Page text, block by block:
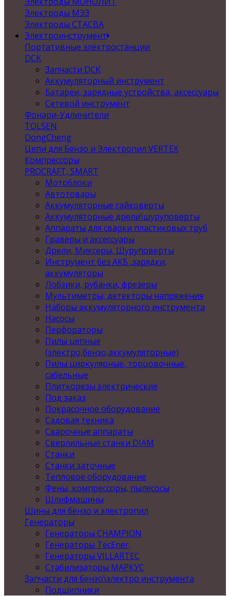
Электроды МЭЗ
Электроды СТАСВА
Электроинструмент
Портативные электростанции
DCK
Запчасти DCK
Аккумуляторный инструмент
Батареи, зарядные устройства, аксессуары
Сетевой инструмент
Фонари-Удлинители
TOLSEN
DongCheng
Цепи для Бензо и Электропил VERTEX
Компрессоры
PROCRAFT, SMART
Мотоблоки
Автотовары
Аккумуляторные гайковерты
Аккумуляторные дрели\шуруповерты
Аппараты для сварки пластиковых труб
Граверы и аксессуары
Дрели, Миксеры, Шуруповерты
Инструмент без АКБ ,зарядки,
аккумуляторы
Лобзики, рубанки, фрезеры
Мультиметры, детекторы напряжения
Наборы аккумуляторного инструмента
Насосы
Перфораторы
Пилы цепные
(электро,бензо,аккумуляторные)
Пилы циркулярные, торцовочные,
сабельные
Плиткорезы электрические
Под заказ
Покрасочное оборудование
Садовая техника
Сварочные аппараты
Сверлильные станки DIAM
Станки
Станки заточные
Тепловое оборудование
Фены, компрессоры, пылесосы
Шлифмашины
Шины для бензо и электропил
Генераторы
Генераторы CHAMPION
Генераторы TecEner
Генераторы VILLARTEC
Стабилизаторы МАРКУС
Запчасти для бензо\электро инструмента
Подшипники